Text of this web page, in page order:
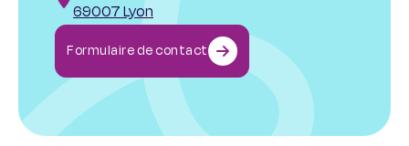
69007 Lyon
Formulaire de contact